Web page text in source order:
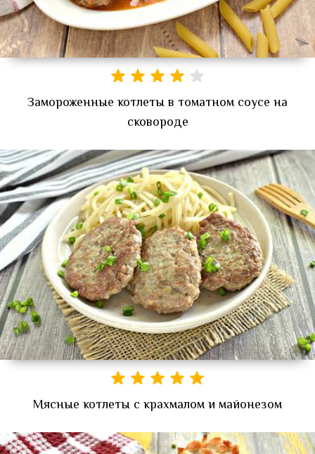
Замороженные котлеты в томатном соусе на
сковороде
Мясные котлеты с крахмалом и майонезом